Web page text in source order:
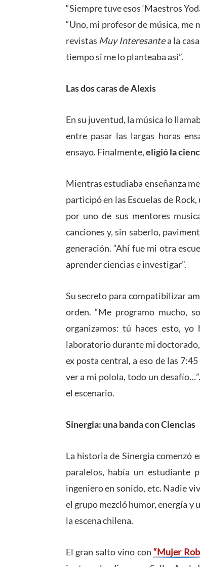
“Siempre tuve esos ‘Maestros
“Uno, mi profesor de música,
revistas Muy Interesantea la casa
tiempo si me lo planteaba así”.
Las dos caras de Alexis
En su juventud, la música lo
entre pasar las largas horas
ensayo. Finalmente,eligió la
Mientras estudiaba enseñanza
participó en las Escuelas de
por uno de sus mentores
canciones y, sin saberlo,
generación. “Ahí fue mi otra
aprender ciencias e investigar”.
Su secreto para compatibilizar
orden. “Me programo mucho,
organizamos: tú haces esto,
laboratorio durante mi
ex posta central, a eso de las
ver a mi polola, todo un
el escenario.
Sinergia: una banda con Ciencias
La historia de Sinergia comenzó
paralelos, había un estudiante
ingeniero en sonido, etc. Nadie
el grupo mezcló humor, energía y
la escena chilena.
El gran salto vino con“Mujer